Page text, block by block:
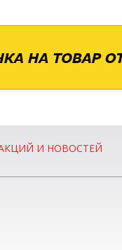
И НОВОСТЕЙ